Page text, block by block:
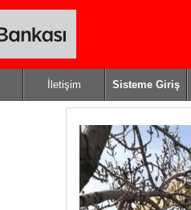
İletişim Sisteme Giriş